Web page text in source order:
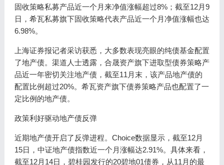
固收策略私募产品近一个月来净值涨幅超过8%；截至12月9
日，希瓦私募旗下固收策略代表产品近一个月净值涨幅也达
6.98%。
上海证券报记者采访获悉，大多数表现亮眼的纯债基金配置
了地产债。渠道人士透露，合晟资产旗下进取型债券策略产
品近一年密切关注地产债，截至11月末，该产品地产债的
配置比例超过20%。希瓦资产旗下债券策略产品也配置了一
定比例的地产债。
政策利好驱动地产债反弹
近期地产债开启了反弹进程。Choice数据显示，截至12月
15日，中证地产债指数近一个月涨幅达2.91%。具体来看，
截至12月14日，碧桂园发行的20碧地01债券，从11月的最